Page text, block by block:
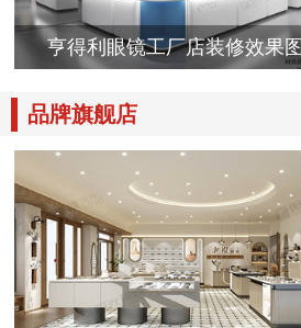
亨得利眼镜工厂店装修效果图
品牌旗舰店